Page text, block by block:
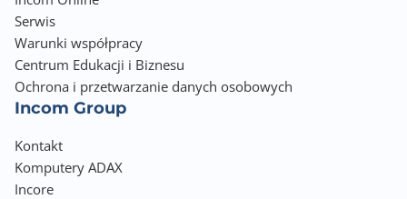
Serwis
Warunki współpracy
Centrum Edukacji i Biznesu
Ochrona i przetwarzanie danych osobowych
Incom Group
Kontakt
Komputery ADAX
Incore